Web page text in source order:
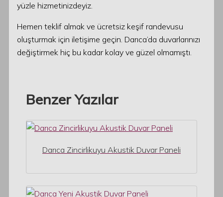
yüzle hizmetinizdeyiz.
Hemen teklif almak ve ücretsiz keşif randevusu
oluşturmak için iletişime geçin. Darıca’da duvarlarınızı
değiştirmek hiç bu kadar kolay ve güzel olmamıştı.
Benzer Yazılar
Darıca Zincirlikuyu Akustik Duvar Paneli